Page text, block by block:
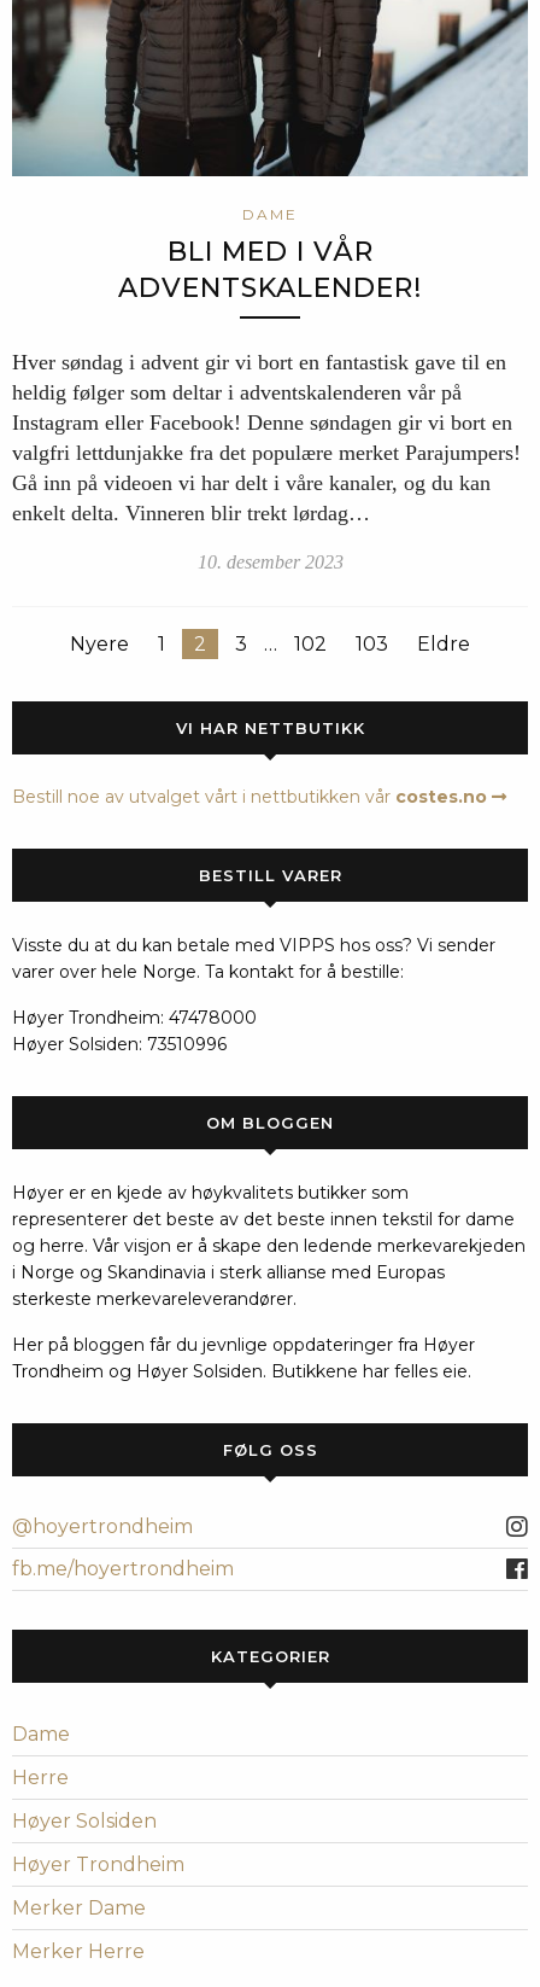
DAME
BLI MED I VÅR
ADVENTSKALENDER!
Hver søndag i advent gir vi bort en fantastisk gave til en
heldig følger som deltar i adventskalenderen vår på
Instagram eller Facebook! Denne søndagen gir vi bort en
valgfri lettdunjakke fra det populære merket Parajumpers!
Gå inn på videoen vi har delt i våre kanaler, og du kan
enkelt delta. Vinneren blir trekt lørdag…
10. desember 2023
Nyere 1 2 3 … 102 103 Eldre
VI HAR NETTBUTIKK
Bestill noe av utvalget vårt i nettbutikken vår costes.no
BESTILL VARER
Visste du at du kan betale med VIPPS hos oss? Vi sender
varer over hele Norge. Ta kontakt for å bestille:
Høyer Trondheim: 47478000
Høyer Solsiden: 73510996
OM BLOGGEN
Høyer er en kjede av høykvalitets butikker som
representerer det beste av det beste innen tekstil for dame
og herre. Vår visjon er å skape den ledende merkevarekjeden
i Norge og Skandinavia i sterk allianse med Europas
sterkeste merkevareleverandører.
Her på bloggen får du jevnlige oppdateringer fra Høyer
Trondheim og Høyer Solsiden. Butikkene har felles eie.
FØLG OSS
@hoyertrondheim
fb.me/hoyertrondheim
KATEGORIER
Dame
Herre
Høyer Solsiden
Høyer Trondheim
Merker Dame
Merker Herre